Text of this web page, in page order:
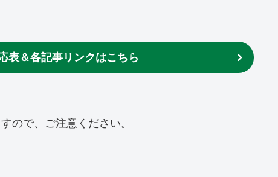
表＆各記事リンクはこちら
ので、ご注意ください。